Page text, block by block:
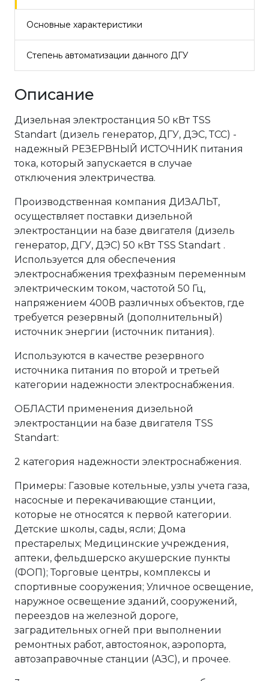
Основные характеристики
Степень автоматизации данного ДГУ
Описание
Дизельная электростанция 50 кВт TSS
Standart (дизель генератор, ДГУ, ДЭС, ТСС) -
надежный РЕЗЕРВНЫЙ ИСТОЧНИК питания
тока, который запускается в случае
отключения электричества.
Производственная компания ДИЗАЛЬТ,
осуществляет поставки дизельной
электростанции на базе двигателя (дизель
генератор, ДГУ, ДЭС) 50 кВт TSS Standart .
Используется для обеспечения
электроснабжения трехфазным переменным
электрическим током, частотой 50 Гц,
напряжением 400В различных объектов, где
требуется резервный (дополнительный)
источник энергии (источник питания).
Используются в качестве резервного
источника питания по второй и третьей
категории надежности электроснабжения.
ОБЛАСТИ применения дизельной
электростанции на базе двигателя TSS
Standart:
2 категория надежности электроснабжения.
Примеры: Газовые котельные, узлы учета газа,
насосные и перекачивающие станции,
которые не относятся к первой категории.
Детские школы, сады, ясли; Дома
престарелых; Медицинские учреждения,
аптеки, фельдшерско акушерские пункты
(ФОП); Торговые центры, комплексы и
спортивные сооружения; Уличное освещение,
наружное освещение зданий, сооружений,
переездов на железной дороге,
заградительных огней при выполнении
ремонтных работ, автостоянок, аэропорта,
автозаправочные станции (АЗС), и прочее.